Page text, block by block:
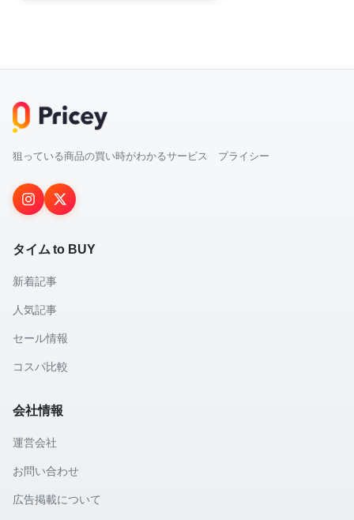
狙っている商品の買い時がわかるサービス プライシー
タイム to BUY
新着記事
人気記事
セール情報
コスパ比較
会社情報
運営会社
お問い合わせ
広告掲載について